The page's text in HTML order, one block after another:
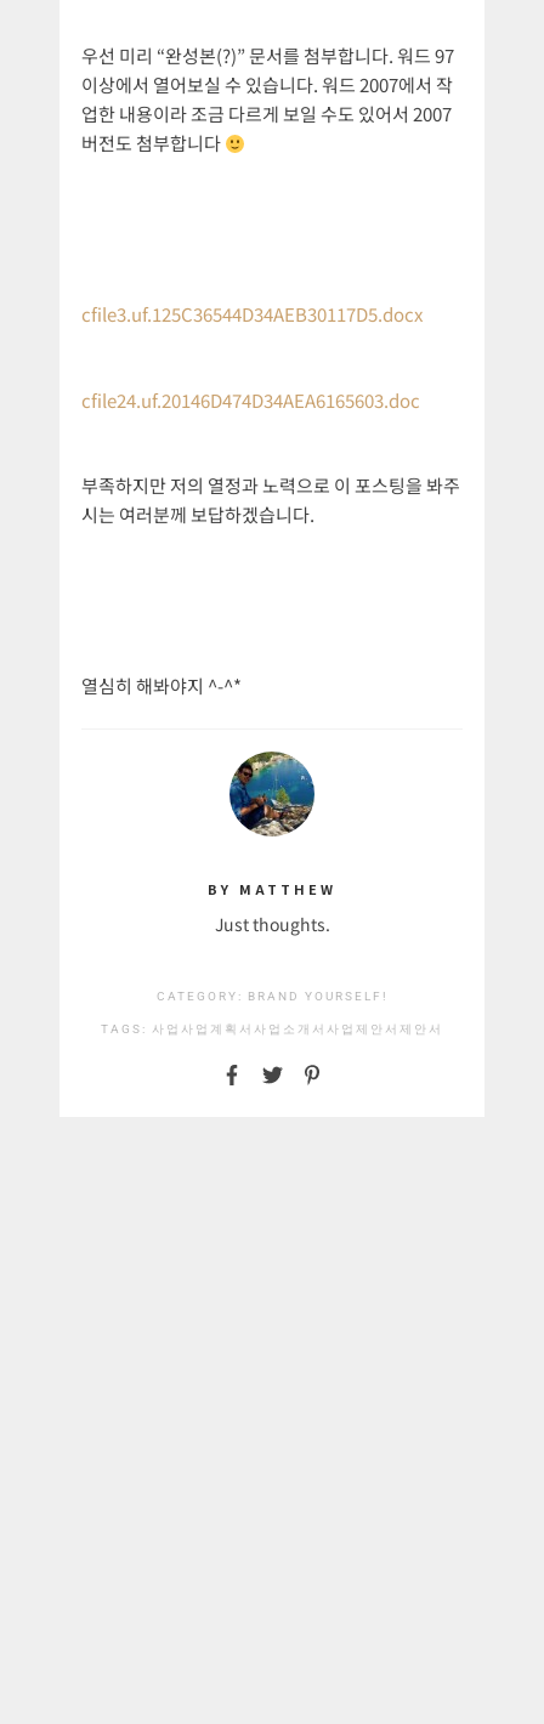
우선 미리 “완성본(?)” 문서를 첨부합니다. 워드 97
이상에서 열어보실 수 있습니다. 워드 2007에서 작
업한 내용이라 조금 다르게 보일 수도 있어서 2007
버전도 첨부합니다
cfile3.uf.125C36544D34AEB30117D5.docx
cfile24.uf.20146D474D34AEA6165603.doc
부족하지만 저의 열정과 노력으로 이 포스팅을 봐주
시는 여러분께 보답하겠습니다.
열심히 해봐야지 ^-^*
BY MATTHEW
Just thoughts.
CATEGORY: BRAND YOURSELF!
TAGS: 사업 사업계획서 사업소개서 사업제안서 제안서